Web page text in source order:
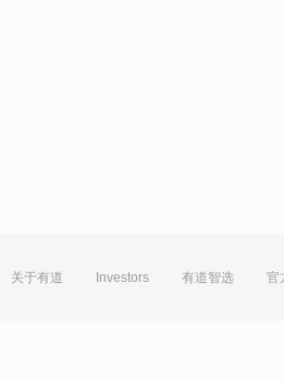
关于有道 Investors 有道智选 官